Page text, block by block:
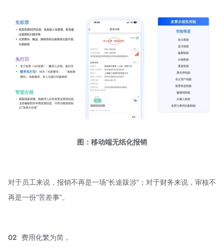
图：移动端无纸化报销
对于员工来说，报销不再是一场“长途跋涉”；对于财务来说，审核不
再是一份“苦差事”。
02 费用化繁为简，